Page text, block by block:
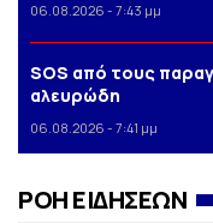
06.08.2026 - 7:43 μμ
SOS από τους
αλευρώδη
06.08.2026 - 7:41 μμ
ΡΟΗ ΕΙΔΗΣΕΩΝ